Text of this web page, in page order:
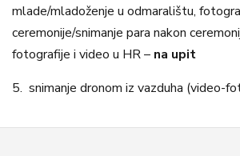
mlade/mladoženje u odmaralištu,
ceremonije/snimanje para nakon
fotografije i video u HR – na upit
5. snimanje dronom iz vazduha (video-